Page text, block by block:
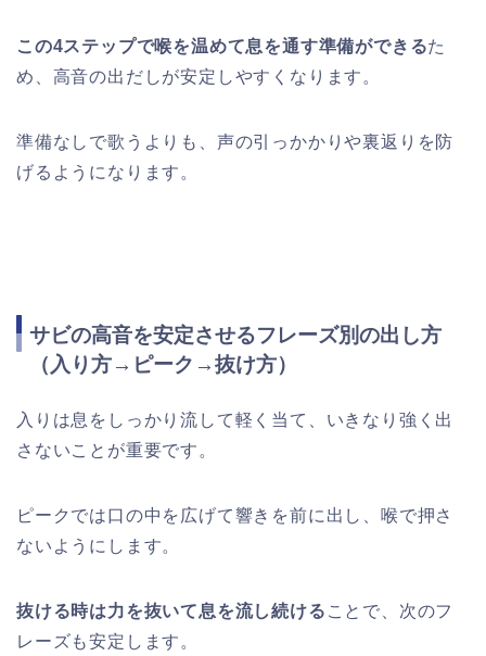
この4ステップで喉を温めて息を通す準備ができるた
め、高音の出だしが安定しやすくなります。
準備なしで歌うよりも、声の引っかかりや裏返りを防
げるようになります。
サビの高音を安定させるフレーズ別の出し方
（入り方→ピーク→抜け方）
入りは息をしっかり流して軽く当て、いきなり強く出
さないことが重要です。
ピークでは口の中を広げて響きを前に出し、喉で押さ
ないようにします。
抜ける時は力を抜いて息を流し続ける ことで、次のフ
レーズも安定します。